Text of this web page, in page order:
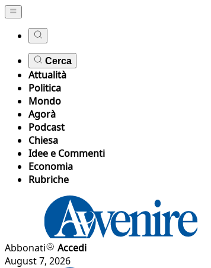
Cerca
Attualità
Politica
Mondo
Agorà
Podcast
Chiesa
Idee e Commenti
Economia
Rubriche
Abbonati
Accedi
August 7, 2026